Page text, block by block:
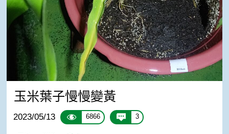
玉米葉子慢慢變黃
2023/05/13 6866 3